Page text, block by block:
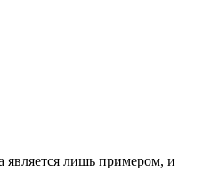
является лишь примером, и